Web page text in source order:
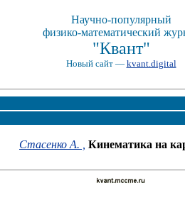
Научно-популярный
физико-математический
"Квант"
Новый сайт — kvant.digital
Стасенко А. , Кинематика на